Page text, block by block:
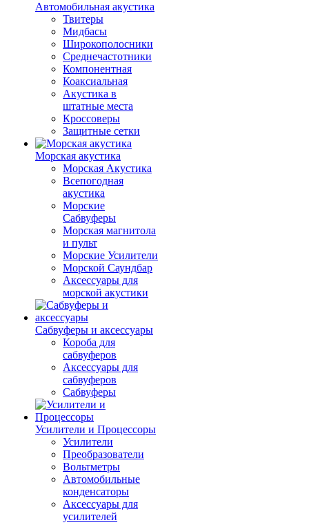
Автомобильная акустика
Твитеры
Мидбасы
Широкополосники
Среднечастотники
Компонентная
Коаксиальная
Акустика в
штатные места
Кроссоверы
Защитные сетки
Морская акустика
Морская Акустика
Всепогодная
акустика
Морские
Сабвуферы
Морская магнитола
и пульт
Морские Усилители
Морской Cаундбар
Аксессуары для
морской акустики
Сабвуферы и аксессуары
Короба для
сабвуферов
Аксессуары для
сабвуферов
Сабвуферы
Усилители и Процессоры
Усилители
Преобразователи
Вольтметры
Автомобильные
конденсаторы
Аксессуары для
усилителей